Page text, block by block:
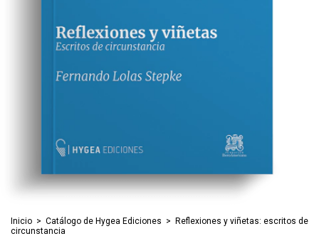
Inicio > Catálogo de Hygea Ediciones > Reflexiones y viñetas: escritos de
circunstancia